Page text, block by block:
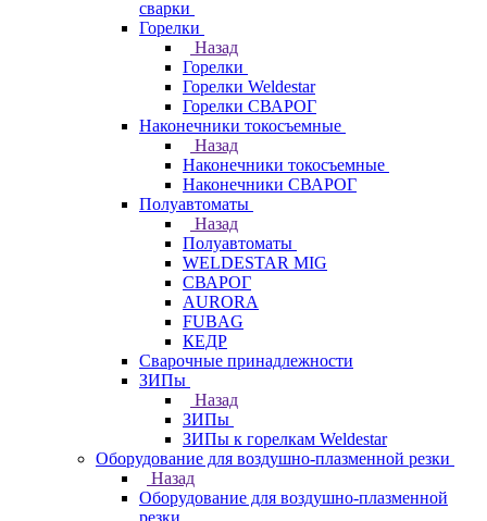
сварки
Горелки
Назад
Горелки
Горелки Weldestar
Горелки СВАРОГ
Наконечники токосъемные
Назад
Наконечники токосъемные
Наконечники СВАРОГ
Полуавтоматы
Назад
Полуавтоматы
WELDESTAR MIG
СВАРОГ
AURORA
FUBAG
КЕДР
Сварочные принадлежности
ЗИПы
Назад
ЗИПы
ЗИПы к горелкам Weldestar
Оборудование для воздушно-плазменной резки
Назад
Оборудование для воздушно-плазменной
резки